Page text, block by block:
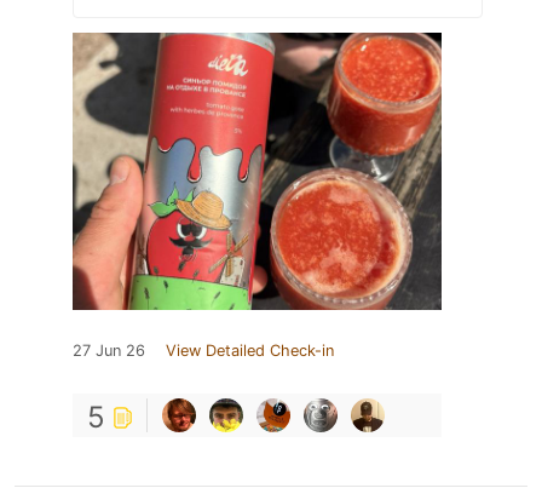
27 Jun 26 View Detailed Check-in
5